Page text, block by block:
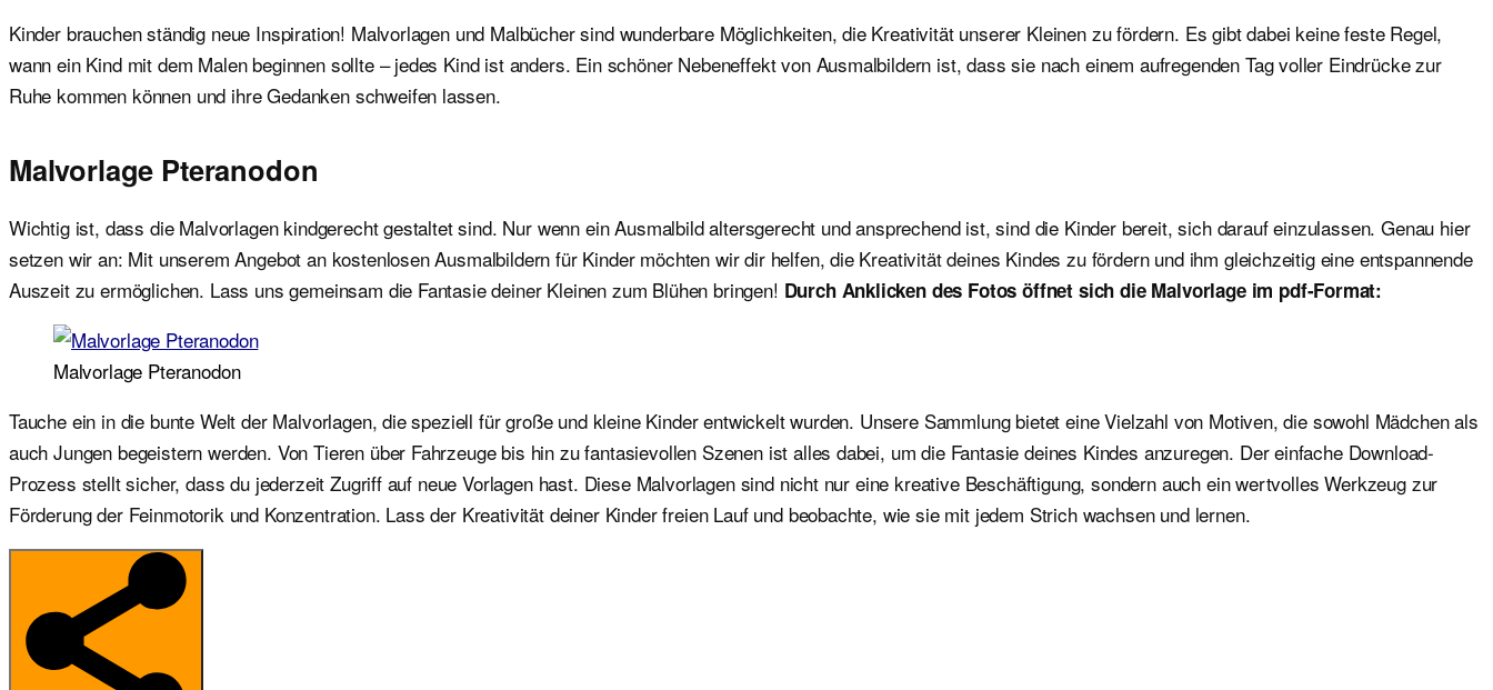
Kinder brauchen ständig neue Inspiration! Malvorlagen und Malbücher sind wunderbare Möglichkeiten, die Kreativität unserer Kleinen zu fördern. Es gibt dabei keine feste Regel,
wann ein Kind mit dem Malen beginnen sollte – jedes Kind ist anders. Ein schöner Nebeneffekt von Ausmalbildern ist, dass sie nach einem aufregenden Tag voller Eindrücke zur
Ruhe kommen können und ihre Gedanken schweifen lassen.
Malvorlage Pteranodon
Wichtig ist, dass die Malvorlagen kindgerecht gestaltet sind. Nur wenn ein Ausmalbild altersgerecht und ansprechend ist, sind die Kinder bereit, sich darauf einzulassen. Genau hier
setzen wir an: Mit unserem Angebot an kostenlosen Ausmalbildern für Kinder möchten wir dir helfen, die Kreativität deines Kindes zu fördern und ihm gleichzeitig eine entspannende
Auszeit zu ermöglichen. Lass uns gemeinsam die Fantasie deiner Kleinen zum Blühen bringen! Durch Anklicken des Fotos öffnet sich die Malvorlage im pdf-Format:
Malvorlage Pteranodon
Tauche ein in die bunte Welt der Malvorlagen, die speziell für große und kleine Kinder entwickelt wurden. Unsere Sammlung bietet eine Vielzahl von Motiven, die sowohl Mädchen als
auch Jungen begeistern werden. Von Tieren über Fahrzeuge bis hin zu fantasievollen Szenen ist alles dabei, um die Fantasie deines Kindes anzuregen. Der einfache Download-
Prozess stellt sicher, dass du jederzeit Zugriff auf neue Vorlagen hast. Diese Malvorlagen sind nicht nur eine kreative Beschäftigung, sondern auch ein wertvolles Werkzeug zur
Förderung der Feinmotorik und Konzentration. Lass der Kreativität deiner Kinder freien Lauf und beobachte, wie sie mit jedem Strich wachsen und lernen.